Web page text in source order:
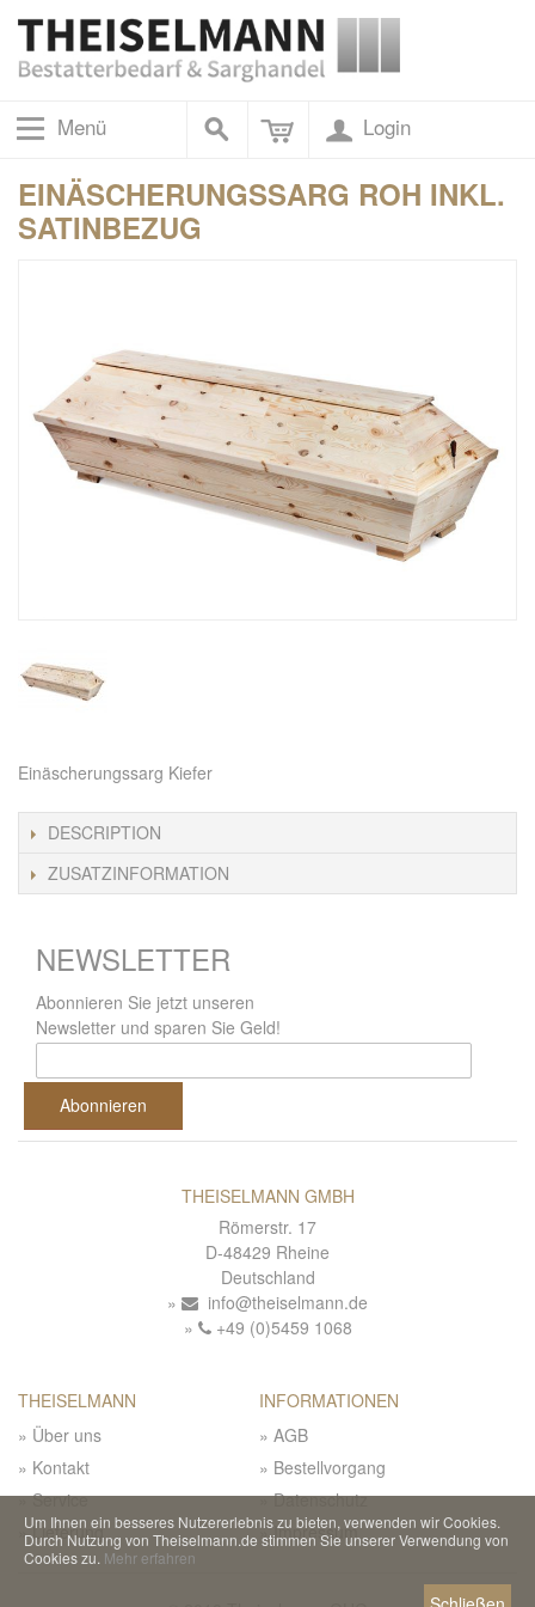
Menü Login
EINÄSCHERUNGSSARG ROH INKL.
SATINBEZUG
Einäscherungssarg Kiefer
DESCRIPTION
ZUSATZINFORMATION
NEWSLETTER
Abonnieren Sie jetzt unseren
Newsletter und sparen Sie Geld!
Abonnieren
THEISELMANN GMBH
Römerstr. 17
D-48429 Rheine
Deutschland
info@theiselmann.de
+49 (0)5459 1068
THEISELMANN
Über uns
Kontakt
Service
Lieferung
INFORMATIONEN
AGB
Bestellvorgang
Datenschutz
Impressum
Um Ihnen ein besseres Nutzererlebnis zu bieten, verwenden wir Cookies.
Durch Nutzung von Theiselmann.de stimmen Sie unserer Verwendung von
Cookies zu. Mehr erfahren